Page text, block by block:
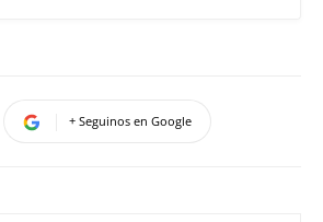
+ Seguinos en Google